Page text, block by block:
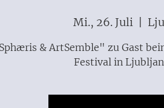
Mi., 26. Juli
& ArtSemble" zu Gast
Festival in